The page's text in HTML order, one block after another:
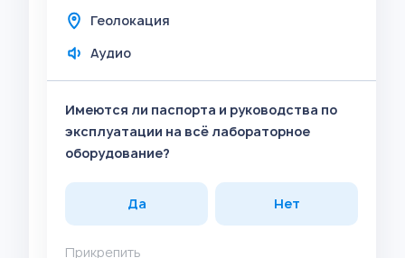
Геолокация
Аудио
Имеются ли паспорта и руководства по
эксплуатации на всё лабораторное
оборудование?
Да Нет
Прикрепить